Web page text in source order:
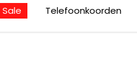
Sale Telefoonkoorden